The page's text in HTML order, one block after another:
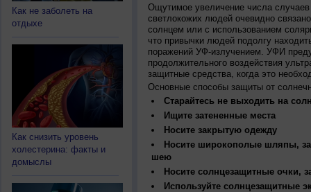
Как не заболеть на
отдыхе
Как снизить уровень
холестерина: факты и
домыслы
Ощутимое увеличение числа
светлокожих людей очевидно
солнцем или с использованием
что привычки людей подолгу
поражений УФ-излучением. УФИ
продолжительного воздействия
защитные средства, когда это
Основные способы защиты от
Старайтесь не выходить на
Ищите затененные места
Носите закрытую одежду
Носите широкополые шляпы,
шею
Носите солнцезащитные очки,
Используйте солнцезащитные